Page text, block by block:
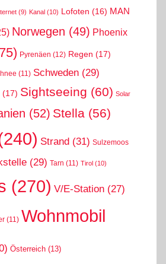
(9) Kanal (10) Lofoten (16) MAN
Norwegen (49) Phoenix
Pyrenäen (12) Regen (17)
(11) Schweden (29)
(17) Sightseeing (60) Solar
(52) Stella (56)
Strand (31) Sulzemoos
(29) Tarn (11) Tirol (10)
(270) V/E-Station (27)
(11) Wohnmobil
Österreich (13)